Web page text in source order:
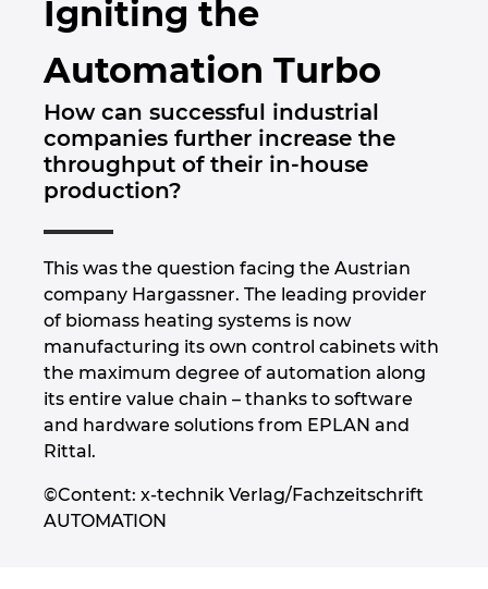
Igniting the
Automation Turbo
How can successful industrial
companies further increase the
throughput of their in-house
production?
This was the question facing the Austrian
company Hargassner. The leading provider
of biomass heating systems is now
manufacturing its own control cabinets with
the maximum degree of automation along
its entire value chain – thanks to software
and hardware solutions from EPLAN and
Rittal.
©Content: x-technik Verlag/Fachzeitschrift
AUTOMATION
Rakennustekniikka
Konfigurointi
PDM / PLM Integraatio
EPLAN Education kouluille
EPLAN Education opiskelijoille
EPLAN Collaboration Apps
Toimipaikat
Trust Center
Brunei
Bulgaria
Chile
Espanja
Etelä-Afrikka
Etelä-Korea
Filippiinit
Indonesia
Intia
Irlanti